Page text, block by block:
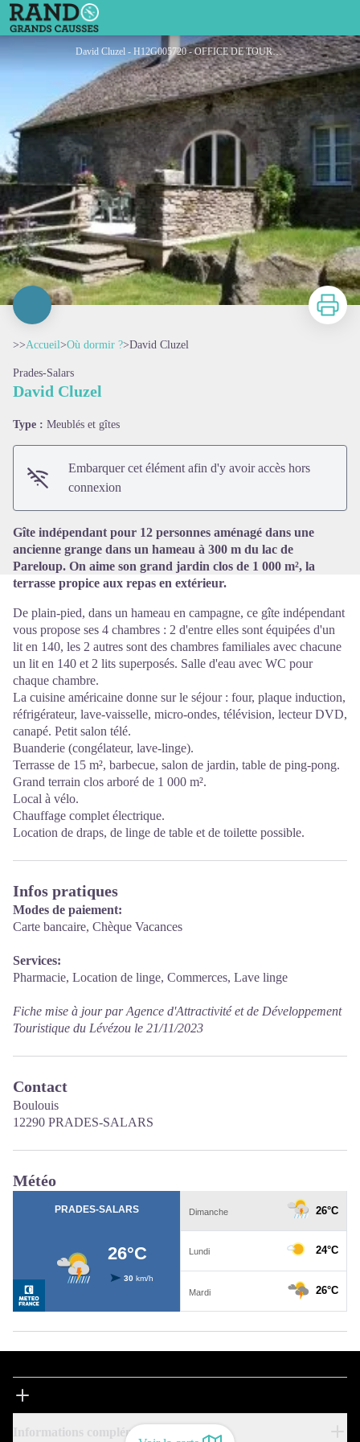
David Cluzel
David Cluzel - H12G005720 - OFFICE DE TOURISME DE PARELOUP LEVEZOU
Voir l'image en plein écran
Imprimer
>>Accueil>Où dormir ?>David Cluzel
Prades-Salars
David Cluzel
Type : Meublés et gîtes
Embarquer cet élément afin d'y avoir accès hors
connexion
Gîte indépendant pour 12 personnes aménagé dans une
ancienne grange dans un hameau à 300 m du lac de
Pareloup. On aime son grand jardin clos de 1 000 m², la
terrasse propice aux repas en extérieur.
De plain-pied, dans un hameau en campagne, ce gîte indépendant
vous propose ses 4 chambres : 2 d'entre elles sont équipées d'un
lit en 140, les 2 autres sont des chambres familiales avec chacune
un lit en 140 et 2 lits superposés. Salle d'eau avec WC pour
chaque chambre.
La cuisine américaine donne sur le séjour : four, plaque induction,
réfrigérateur, lave-vaisselle, micro-ondes, télévision, lecteur DVD,
canapé. Petit salon télé.
Buanderie (congélateur, lave-linge).
Terrasse de 15 m², barbecue, salon de jardin, table de ping-pong.
Grand terrain clos arboré de 1 000 m².
Local à vélo.
Chauffage complet électrique.
Location de draps, de linge de table et de toilette possible.
Infos pratiques
Modes de paiement:
Carte bancaire, Chèque Vacances
Services:
Pharmacie, Location de linge, Commerces, Lave linge
Fiche mise à jour par Agence d'Attractivité et de Développement
Touristique du Lévézou le 21/11/2023
Contact
Boulouis
12290 PRADES-SALARS
Météo
Informations complémentaires